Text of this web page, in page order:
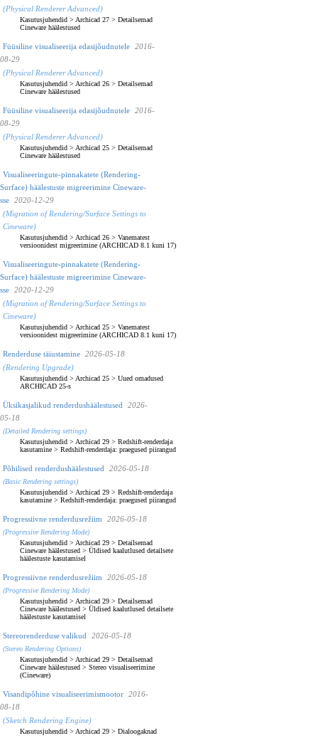
(Physical Renderer Advanced)
Kasutusjuhendid > Archicad 27 > Detailsemad
Cineware häälestused
Füüsiline visualiseerija edasijõudnutele
2016-
08-29
(Physical Renderer Advanced)
Kasutusjuhendid > Archicad 26 > Detailsemad
Cineware häälestused
Füüsiline visualiseerija edasijõudnutele
2016-
08-29
(Physical Renderer Advanced)
Kasutusjuhendid > Archicad 25 > Detailsemad
Cineware häälestused
Visualiseeringute-pinnakatete (Rendering-
Surface) häälestuste migreerimine Cineware-
sse
2020-12-29
(Migration of Rendering/Surface Settings to
Cineware)
Kasutusjuhendid > Archicad 26 > Vanematest
versioonidest migreerimine (ARCHICAD 8.1 kuni 17)
Visualiseeringute-pinnakatete (Rendering-
Surface) häälestuste migreerimine Cineware-
sse
2020-12-29
(Migration of Rendering/Surface Settings to
Cineware)
Kasutusjuhendid > Archicad 25 > Vanematest
versioonidest migreerimine (ARCHICAD 8.1 kuni 17)
Renderduse täiustamine
2026-05-18
(Rendering Upgrade)
Kasutusjuhendid > Archicad 25 > Uued omadused
ARCHICAD 25-s
Üksikasjalikud renderdushäälestused
2026-
05-18
(Detailed Rendering settings)
Kasutusjuhendid > Archicad 29 > Redshift-renderdaja
kasutamine > Redshift-renderdaja: praegused piirangud
Põhilised renderdushäälestused 2026-05-18
(Basic Rendering settings)
Kasutusjuhendid > Archicad 29 > Redshift-renderdaja
kasutamine > Redshift-renderdaja: praegused piirangud
Progressiivne renderdusrežiim 2026-05-18
(Progressive Rendering Mode)
Kasutusjuhendid > Archicad 29 > Detailsemad
Cineware häälestused > Üldised kaalutlused detailsete
häälestuste kasutamisel
Progressiivne renderdusrežiim 2026-05-18
(Progressive Rendering Mode)
Kasutusjuhendid > Archicad 29 > Detailsemad
Cineware häälestused > Üldised kaalutlused detailsete
häälestuste kasutamisel
Stereorenderduse valikud 2026-05-18
(Stereo Rendering Options)
Kasutusjuhendid > Archicad 29 > Detailsemad
Cineware häälestused > Stereo visualiseerimine
(Cineware)
Visandipõhine visualiseerimismootor
2016-
08-18
(Sketch Rendering Engine)
Kasutusjuhendid > Archicad 29 > Dialoogaknad